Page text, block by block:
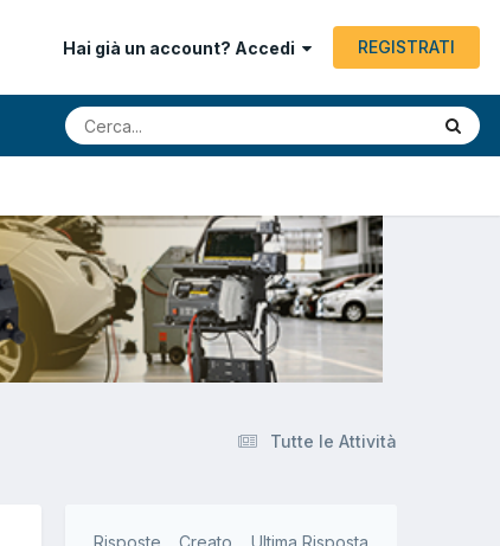
Hai già un account? Accedi REGISTRATI
Tutte le Attività